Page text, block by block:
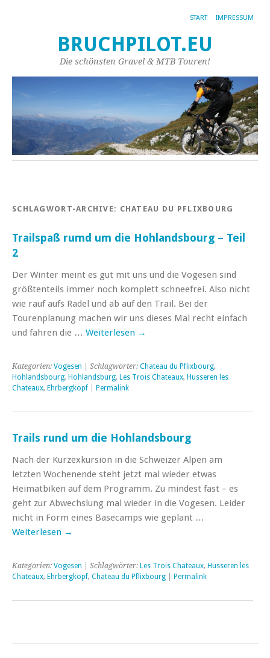
START IMPRESSUM
BRUCHPILOT.EU
Die schönsten Gravel & MTB Touren!
SCHLAGWORT-ARCHIVE: CHATEAU DU PFLIXBOURG
Trailspaß rumd um die Hohlandsbourg – Teil
2
Der Winter meint es gut mit uns und die Vogesen sind
größtenteils immer noch komplett schneefrei. Also nicht
wie rauf aufs Radel und ab auf den Trail. Bei der
Tourenplanung machen wir uns dieses Mal recht einfach
und fahren die … Weiterlesen →
Kategorien: Vogesen | Schlagwörter: Chateau du Pflixbourg,
Hohlandsbourg, Hohlandsburg, Les Trois Chateaux, Husseren les
Chateaux, Ehrbergkopf Permalink
Trails rund um die Hohlandsbourg
Nach der Kurzexkursion in die Schweizer Alpen am
letzten Wochenende steht jetzt mal wieder etwas
Heimatbiken auf dem Programm. Zu mindest fast – es
geht zur Abwechslung mal wieder in die Vogesen. Leider
nicht in Form eines Basecamps wie geplant …
Weiterlesen →
Kategorien: Vogesen | Schlagwörter: Les Trois Chateaux, Husseren les
Chateaux, Ehrbergkopf, Chateau du Pflixbourg Permalink